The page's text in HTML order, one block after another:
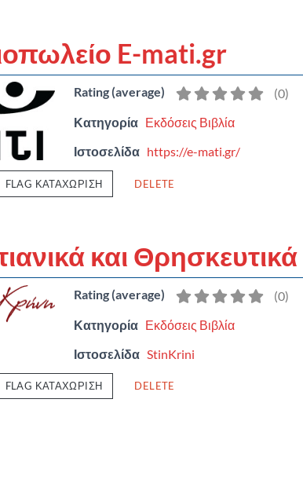
E-mati.gr
Rating (average) (0)
Κατηγορία Εκδόσεις Βιβλία
Ιστοσελίδα https://e-mati.gr/
FLAG ΚΑΤΑΧΏΡΙΣΗ DELETE
και
Rating (average) (0)
Κατηγορία Εκδόσεις Βιβλία
Ιστοσελίδα StinKrini
FLAG ΚΑΤΑΧΏΡΙΣΗ DELETE